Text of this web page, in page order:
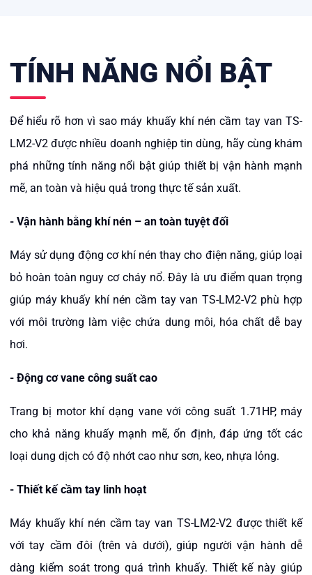
TÍNH NĂNG NỔI BẬT
Để hiểu rõ hơn vì sao máy khuấy khí nén cầm tay van TS-
LM2-V2 được nhiều doanh nghiệp tin dùng, hãy cùng khám
phá những tính năng nổi bật giúp thiết bị vận hành mạnh
mẽ, an toàn và hiệu quả trong thực tế sản xuất.
- Vận hành bằng khí nén – an toàn tuyệt đối
Máy sử dụng động cơ khí nén thay cho điện năng, giúp loại
bỏ hoàn toàn nguy cơ cháy nổ. Đây là ưu điểm quan trọng
giúp máy khuấy khí nén cầm tay van TS-LM2-V2phù hợp
với môi trường làm việc chứa dung môi, hóa chất dễ bay
hơi.
- Động cơ vane công suất cao
Trang bị motor khí dạng vane với công suất 1.71HP, máy
cho khả năng khuấy mạnh mẽ, ổn định, đáp ứng tốt các
loại dung dịch có độ nhớt cao như sơn, keo, nhựa lỏng.
- Thiết kế cầm tay linh hoạt
Máy khuấy khí nén cầm tay van TS-LM2-V2được thiết kế
với tay cầm đôi (trên và dưới), giúp người vận hành dễ
dàng kiểm soát trong quá trình khuấy. Thiết kế này giúp